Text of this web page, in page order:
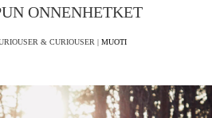
ONNENHETKET
& CURIOUSER | MUOTI